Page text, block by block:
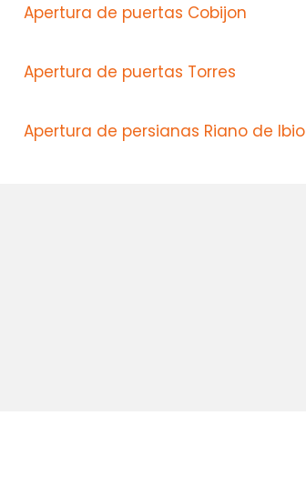
Apertura de puertas Cobijon
Apertura de puertas Torres
Apertura de persianas Riano de Ibio